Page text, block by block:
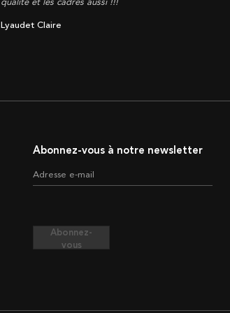
Lyaudet Claire
Abonnez-vous à notre newsletter
Adresse e-mail
Abonnez-
vous